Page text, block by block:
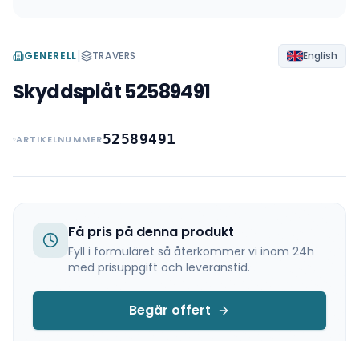
GENERELL| TRAVERS English
Skyddsplåt 52589491
ARTIKELNUMMER52589491
Få pris på denna produkt
Fyll i formuläret så återkommer vi inom 24h
med prisuppgift och leveranstid.
Begär offert